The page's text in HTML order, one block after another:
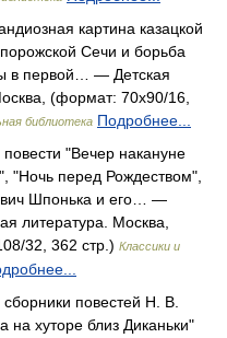
картина казацкой
Сечи и борьба
в первой… — Детская
(формат: 70x90/16,
библиотека Подробнее...
"Вечер накануне
"Ночь перед Рождеством",
Шпонька и его… —
литература. Москва,
32, 362 стр.) Классики и
повестей Н. В.
на хуторе близ Диканьки"